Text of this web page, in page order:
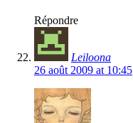
Répondre
Leiloona
26 août 2009 at 10:45